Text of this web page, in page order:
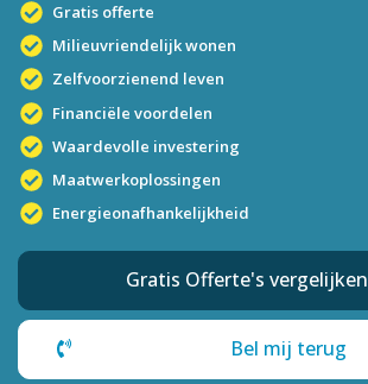
Gratis offerte
Milieuvriendelijk wonen
Zelfvoorzienend leven
Financiële voordelen
Waardevolle investering
Maatwerkoplossingen
Energieonafhankelijkheid
Gratis Offerte's vergelijken
Bel mij terug